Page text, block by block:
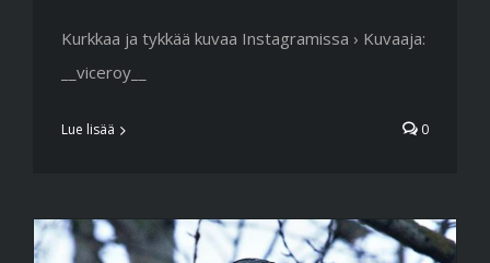
Kurkkaa ja tykkää kuvaa Instagramissa › Kuvaaja:
__viceroy__
Lue lisää 0